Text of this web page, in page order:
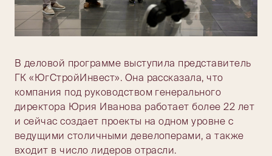
В деловой программе выступила представитель
ГК «ЮгСтройИнвест». Она рассказала, что
компания под руководством генерального
директора Юрия Иванова работает более 22 лет
и сейчас создает проекты на одном уровне с
ведущими столичными девелоперами, а также
входит в число лидеров отрасли.